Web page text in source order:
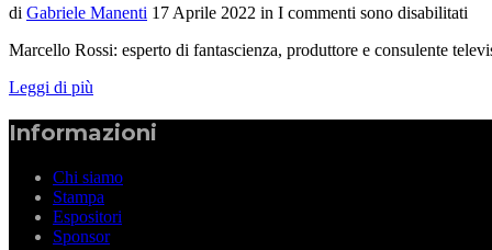
di Gabriele Manenti 17 Aprile 2022 in I commenti sono disabilitati
Marcello Rossi: esperto di fantascienza, produttore e consulente
Leggi di più
Informazioni
Chi siamo
Stampa
Espositori
Sponsor